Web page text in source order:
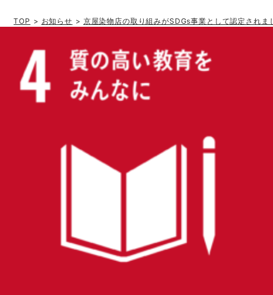
TOP > お知らせ > 京屋染物店の取り組みがSDGs事業として認定されま